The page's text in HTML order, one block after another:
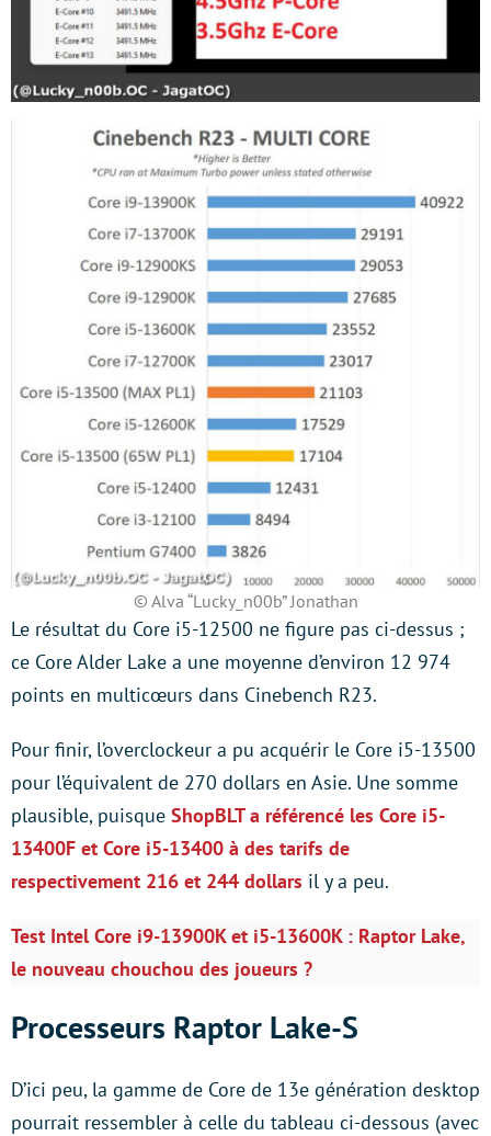
© Alva “Lucky_n00b” Jonathan
Le résultat du Core i5-12500 ne figure pas ci-dessus ;
ce Core Alder Lake a une moyenne d’environ 12 974
points en multicœurs dans Cinebench R23.
Pour finir, l’overclockeur a pu acquérir le Core i5-13500
pour l’équivalent de 270 dollars en Asie. Une somme
plausible, puisque ShopBLT a référencé les Core i5-
13400F et Core i5-13400 à des tarifs de
respectivement 216 et 244 dollars il y a peu.
Test Intel Core i9-13900K et i5-13600K : Raptor Lake,
le nouveau chouchou des joueurs ?
Processeurs Raptor Lake-S
D’ici peu, la gamme de Core de 13e génération desktop
pourrait ressembler à celle du tableau ci-dessous (avec